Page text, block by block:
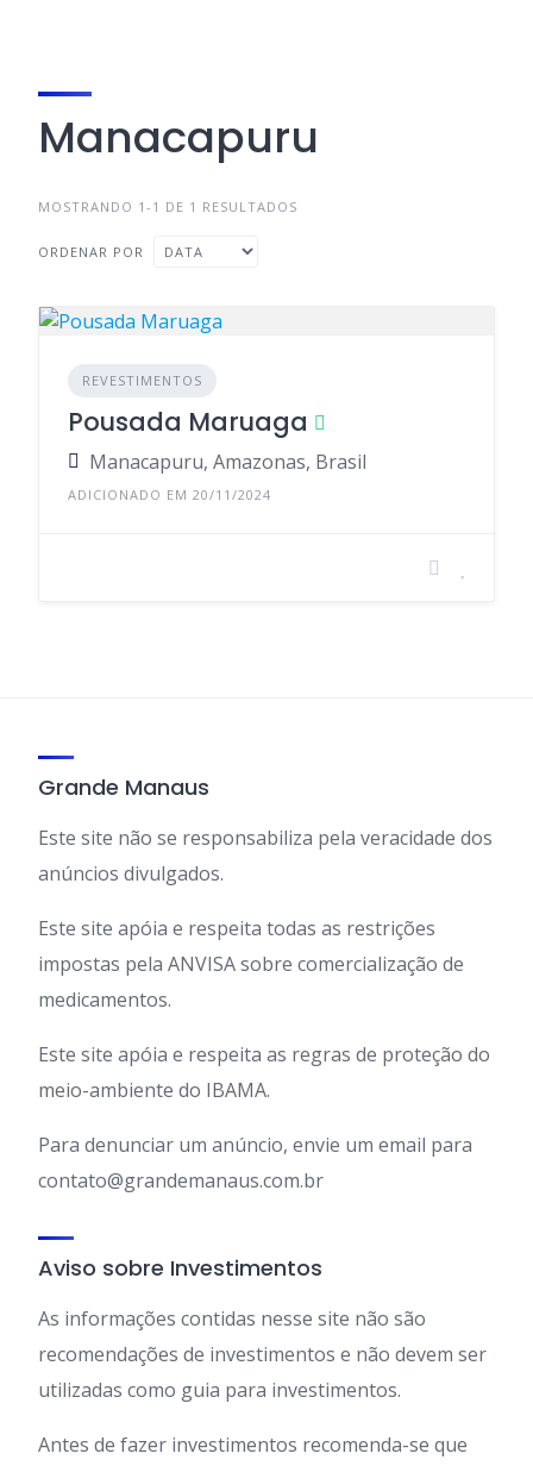
Manacapuru
MOSTRANDO 1-1 DE 1 RESULTADOS
ORDENAR POR
REVESTIMENTOS
Pousada Maruaga
Manacapuru, Amazonas, Brasil
ADICIONADO EM 20/11/2024
Grande Manaus
Este site não se responsabiliza pela veracidade dos
anúncios divulgados.
Este site apóia e respeita todas as restrições
impostas pela ANVISA sobre comercialização de
medicamentos.
Este site apóia e respeita as regras de proteção do
meio-ambiente do IBAMA.
Para denunciar um anúncio, envie um email para
contato@grandemanaus.com.br
Aviso sobre Investimentos
As informações contidas nesse site não são
recomendações de investimentos e não devem ser
utilizadas como guia para investimentos.
Antes de fazer investimentos recomenda-se que